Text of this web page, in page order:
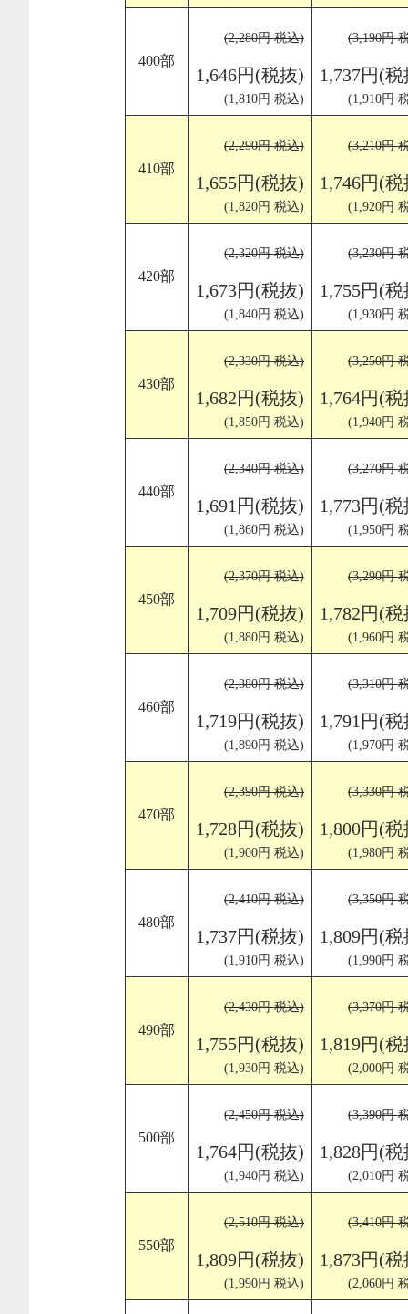
400部
(2,280円 税込)
1,646円(税抜)
(1,810円 税込)
(3,190円
1,737円(
(1,910円
410部
(2,290円 税込)
1,655円(税抜)
(1,820円 税込)
(3,210円
1,746円(
(1,920円
420部
(2,320円 税込)
1,673円(税抜)
(1,840円 税込)
(3,230円
1,755円(
(1,930円
430部
(2,330円 税込)
1,682円(税抜)
(1,850円 税込)
(3,250円
1,764円(
(1,940円
440部
(2,340円 税込)
1,691円(税抜)
(1,860円 税込)
(3,270円
1,773円(
(1,950円
450部
(2,370円 税込)
1,709円(税抜)
(1,880円 税込)
(3,290円
1,782円(
(1,960円
460部
(2,380円 税込)
1,719円(税抜)
(1,890円 税込)
(3,310円
1,791円(
(1,970円
470部
(2,390円 税込)
1,728円(税抜)
(1,900円 税込)
(3,330円
1,800円(
(1,980円
480部
(2,410円 税込)
1,737円(税抜)
(1,910円 税込)
(3,350円
1,809円(
(1,990円
490部
(2,430円 税込)
1,755円(税抜)
(1,930円 税込)
(3,370円
1,819円(
(2,000円
500部
(2,450円 税込)
1,764円(税抜)
(1,940円 税込)
(3,390円
1,828円(
(2,010円
550部
(2,510円 税込)
1,809円(税抜)
(1,990円 税込)
(3,410円
1,873円(
(2,060円